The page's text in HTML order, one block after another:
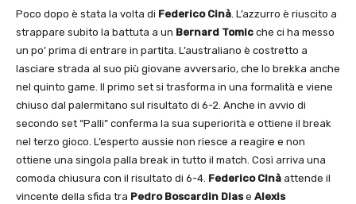
Poco dopo è stata la volta di Federico Cinà. L’azzurro è riuscito a
strappare subito la battuta a un Bernard Tomic che ci ha messo
un po’ prima di entrare in partita. L’australiano è costretto a
lasciare strada al suo più giovane avversario, che lo brekka anche
nel quinto game. Il primo set si trasforma in una formalità e viene
chiuso dal palermitano sul risultato di 6-2. Anche in avvio di
secondo set “Palli” conferma la sua superiorità e ottiene il break
nel terzo gioco. L’esperto aussie non riesce a reagire e non
ottiene una singola palla break in tutto il match. Così arriva una
comoda chiusura con il risultato di 6-4. Federico Cinà attende il
vincente della sfida tra Pedro Boscardin Diase Alexis